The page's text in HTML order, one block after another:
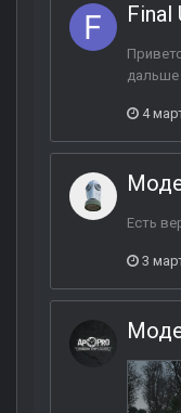
дальше
4
Есть
3